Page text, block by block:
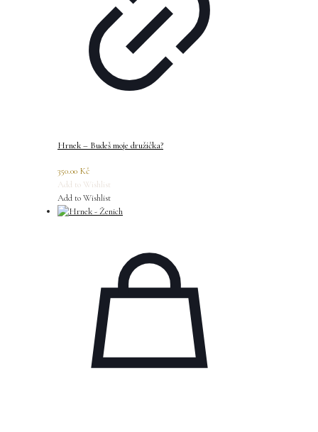
Hrnek – Budeš moje družička?
350.00 Kč
Add to Wishlist
Add to Wishlist